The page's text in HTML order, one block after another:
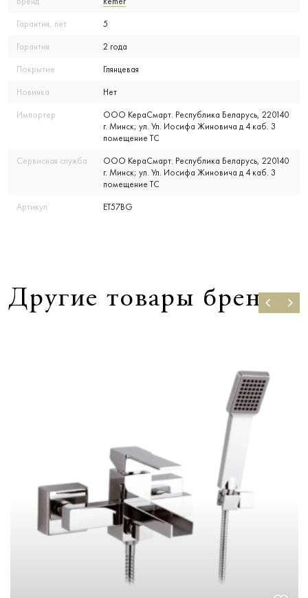
Гарантия, лет 5
Гарантия 2 года
Покрытие Глянцевая
Новинка Нет
Импортер
ООО КераСмарт. Республика Беларусь, 220140
г. Минск; ул. Ул. Иосифа Жиновича д 4 каб. 3
помещение ТС
Сервисная служба
ООО КераСмарт. Республика Беларусь, 220140
г. Минск; ул. Ул. Иосифа Жиновича д 4 каб. 3
помещение ТС
Артикул ET57BG
Другие товары бренда